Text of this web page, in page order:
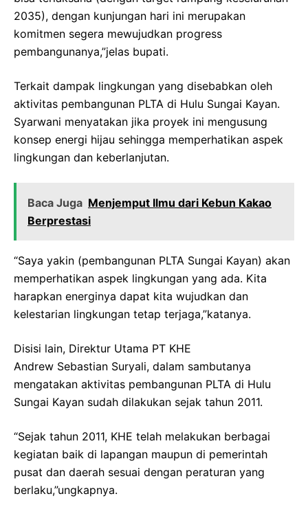
2035), dengan kunjungan hari ini merupakan
komitmen segera mewujudkan progress
pembangunanya,”jelas bupati.
Terkait dampak lingkungan yang disebabkan oleh
aktivitas pembangunan PLTA di Hulu Sungai Kayan.
Syarwani menyatakan jika proyek ini mengusung
konsep energi hijau sehingga memperhatikan aspek
lingkungan dan keberlanjutan.
Baca Juga Menjemput Ilmu dari Kebun Kakao
Berprestasi
“Saya yakin (pembangunan PLTA Sungai Kayan) akan
memperhatikan aspek lingkungan yang ada. Kita
harapkan energinya dapat kita wujudkan dan
kelestarian lingkungan tetap terjaga,”katanya.
Disisi lain, Direktur Utama PT KHE
Andrew Sebastian Suryali, dalam sambutanya
mengatakan aktivitas pembangunan PLTA di Hulu
Sungai Kayan sudah dilakukan sejak tahun 2011.
“Sejak tahun 2011, KHE telah melakukan berbagai
kegiatan baik di lapangan maupun di pemerintah
pusat dan daerah sesuai dengan peraturan yang
berlaku,”ungkapnya.